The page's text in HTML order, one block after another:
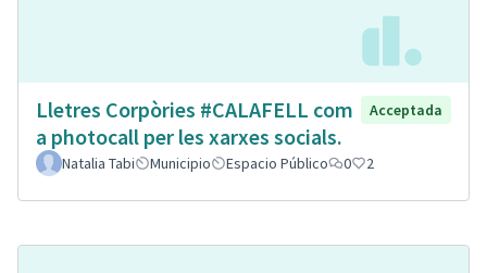
Lletres Corpòries #CALAFELL com
a photocall per les xarxes socials.
Acceptada
Natalia Tabi Municipio Espacio Público 0 2